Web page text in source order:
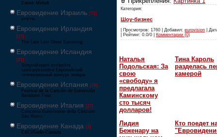
Dansk Melodi
Евровидение Израиль [71]
‏אירוויזיון
Евровидение Ирландия
[27]
The Late Late Show Eurosong
Евровидение Исландия
[21]
Söngvakeppni evrópskra
sjónvarpsstöðva Европейский
телевизионный конкурс певцов
Евровидение Испания [79]
Festival de la Canción de Eurovisión
Benidorm Fest
Евровидение Италия [27]
Concorso Eurovisione della Canzone
San Remo
Евровидение Канада [3]
CBC/Radio-Canada
Категория:
Шоу-бизнес
| Просмотров: 1760 | Добавил: eurovision |
| Рейтинг: 0.0/0 | Комментарии (0)
Наталья
Подольская: За
свою
«свободу» я
предлагала
Каминскому
сто тысяч
долларов!
Тина Кароль
разделась
камерой
Лидия
Беженару на
Кто поедет